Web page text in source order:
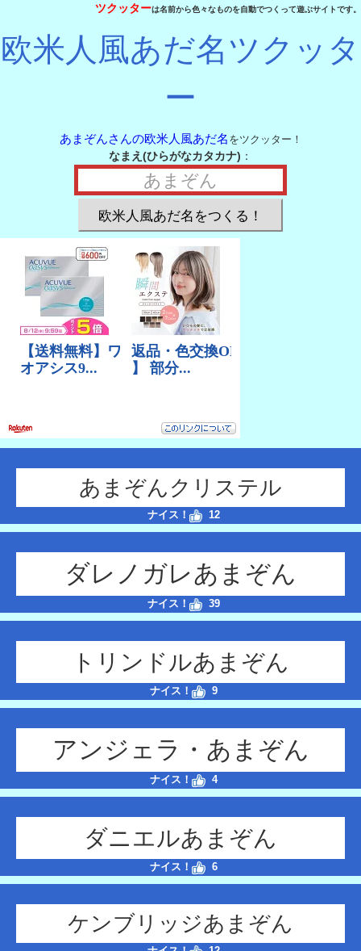
ツクッターは名前から色々なものを自動でつくって遊ぶサイトです。
欧米人風あだ名ツクッタ
ー
あまぞんさんの欧米人風あだ名 をツクッター！
なまえ(ひらがなカタカナ) ：
あまぞんクリステル
ナイス！ 12
ダレノガレあまぞん
ナイス！ 39
トリンドルあまぞん
ナイス！ 9
アンジェラ・あまぞん
ナイス！ 4
ダニエルあまぞん
ナイス！ 6
ケンブリッジあまぞん